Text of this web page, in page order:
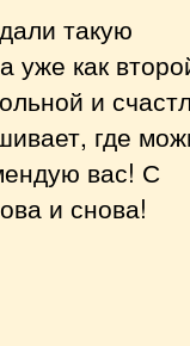
такую
уже как
и
где
вас! С
и снова!